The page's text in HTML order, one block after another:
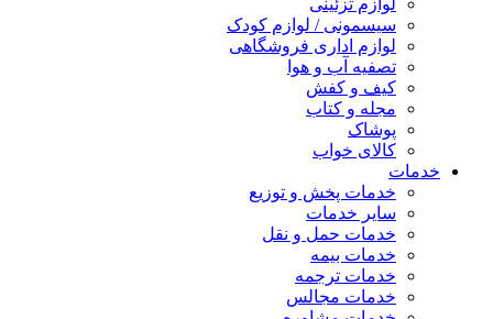
لوازم تزئینی
سیسمونی / لوازم کودک
لوازم اداری فروشگاهی
تصفیه آب و هوا
کیف و کفش
مجله و کتاب
پوشاک
کالای خواب
خدمات
خدمات پخش و توزیع
سایر خدمات
خدمات حمل و نقل
خدمات بیمه
خدمات ترجمه
خدمات مجالس